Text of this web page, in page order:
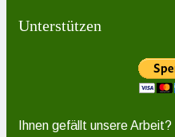
Unterstützen
Ihnen gefällt unsere